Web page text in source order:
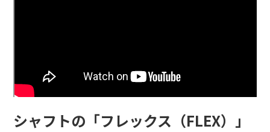
シャフトの「フレックス（FLEX）」